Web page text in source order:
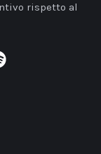
rispetto al